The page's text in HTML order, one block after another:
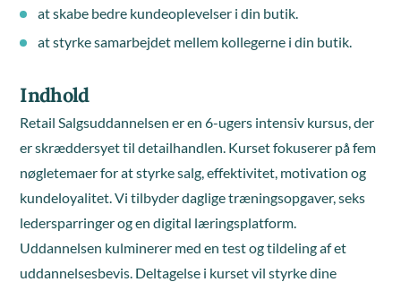
at skabe bedre kundeoplevelser i din butik.
at styrke samarbejdet mellem kollegerne i din butik.
Indhold
Retail Salgsuddannelsen er en 6-ugers intensiv kursus, der
er skræddersyet til detailhandlen. Kurset fokuserer på fem
nøgletemaer for at styrke salg, effektivitet, motivation og
kundeloyalitet. Vi tilbyder daglige træningsopgaver, seks
ledersparringer og en digital læringsplatform.
Uddannelsen kulminerer med en test og tildeling af et
uddannelsesbevis. Deltagelse i kurset vil styrke dine